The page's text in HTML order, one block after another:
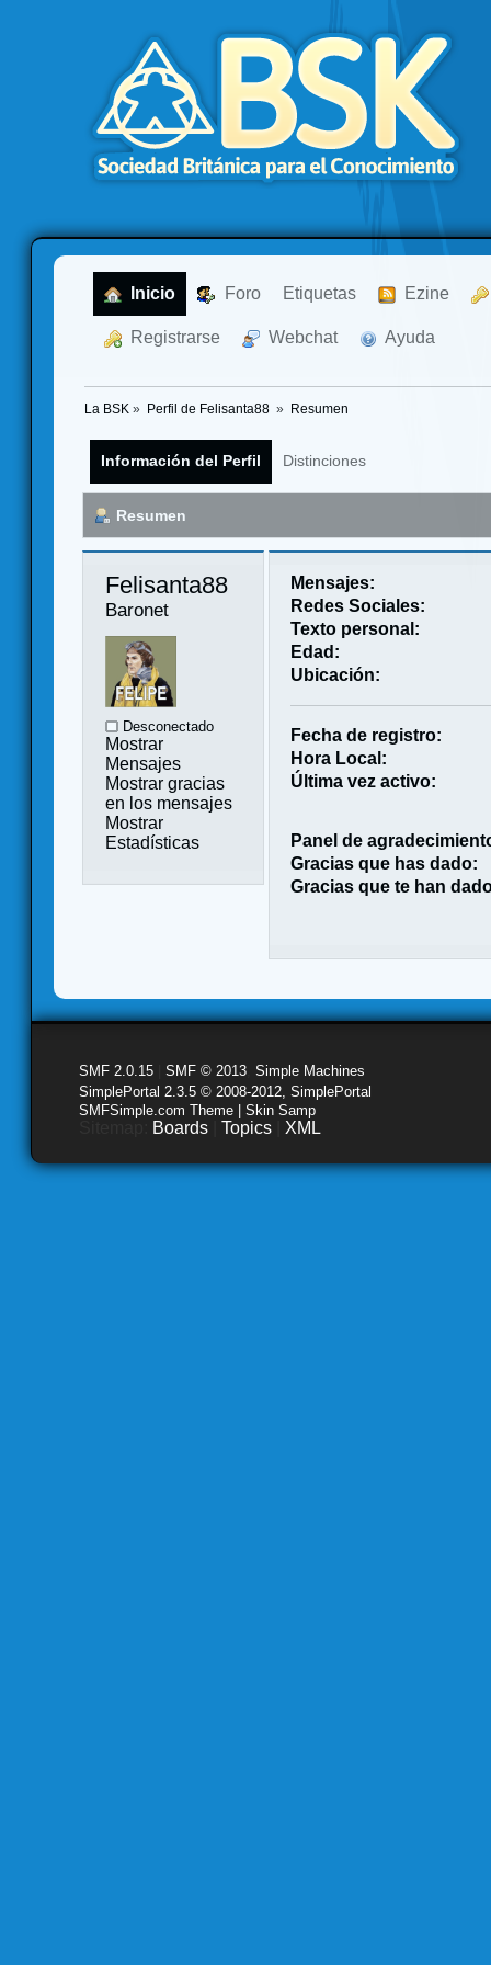
Inicio Foro Etiquetas Ezine
Registrarse Webchat Ayuda
La BSK » Perfil de Felisanta88 » Resumen
Información del Perfil Distinciones
Resumen
Felisanta88
Baronet
Desconectado
Mostrar
Mensajes
Mostrar gracias
en los mensajes
Mostrar
Estadísticas
Mensajes:
Redes Sociales:
Texto personal:
Edad:
Ubicación:
Fecha de registro:
Hora Local:
Última vez activo:
Panel de
Gracias que has dado:
Gracias que te han
SMF 2.0.15 SMF © 2013 Simple Machines
SimplePortal 2.3.5 © 2008-2012, SimplePortal
SMFSimple.com Theme | Skin Samp
Boards Topics XML